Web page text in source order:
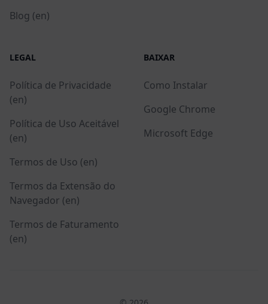
Blog (en)
LEGAL
Política de Privacidade
(en)
Política de Uso Aceitável
(en)
Termos de Uso (en)
Termos da Extensão do
Navegador (en)
Termos de Faturamento
(en)
BAIXAR
Como Instalar
Google Chrome
Microsoft Edge